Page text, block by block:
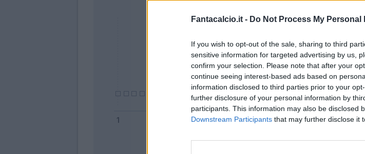
Fantacalcio.it - Do Not Process My Personal
If you wish to opt-out of the sale, sharing to third
sensitive information for targeted advertising by us,
confirm your selection. Please note that after your
continue seeing interest-based ads based on
information disclosed to third parties prior to your
further disclosure of your personal information by
participants. This information may also be disclosed
Downstream Participants that may further disclose it